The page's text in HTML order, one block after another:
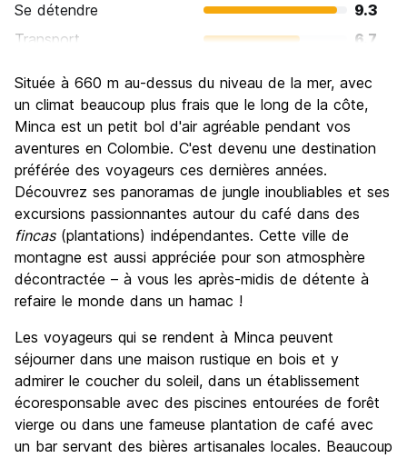
Se détendre
9.3
Transport
6.7
Culture
6.7
Sortir le soir / faire la fête
Bonnes affaires
8.7
Située à 660 m au-dessus du niveau de la mer, avec
un climat beaucoup plus frais que le long de la côte,
Minca est un petit bol d'air agréable pendant vos
aventures en Colombie. C'est devenu une destination
préférée des voyageurs ces dernières années.
Découvrez ses panoramas de jungle inoubliables et ses
excursions passionnantes autour du café dans des
fincas(plantations) indépendantes. Cette ville de
montagne est aussi appréciée pour son atmosphère
décontractée – à vous les après-midis de détente à
refaire le monde dans un hamac !
Les voyageurs qui se rendent à Minca peuvent
séjourner dans une maison rustique en bois et y
admirer le coucher du soleil, dans un établissement
écoresponsable avec des piscines entourées de forêt
vierge ou dans une fameuse plantation de café avec
un bar servant des bières artisanales locales. Beaucoup